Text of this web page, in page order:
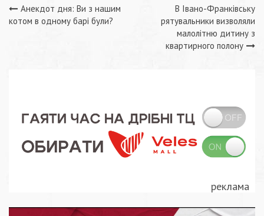
Навігація
Анекдот дня: Ви з нашим
котом в одному барі були?
В Івано-Франківську
рятувальники визволяли
малолітню дитину з
квартирного полону